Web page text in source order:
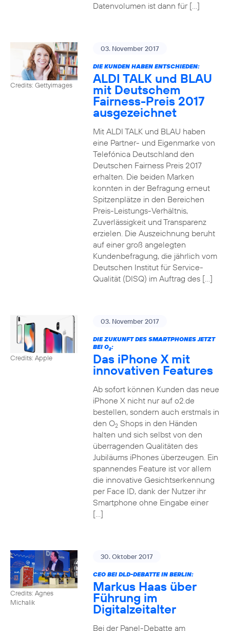
Datenvolumen ist dann für […]
Credits: Gettyimages
03. November 2017
DIE KUNDEN HABEN ENTSCHIEDEN:
ALDI TALK und BLAU
mit Deutschem
Fairness-Preis 2017
ausgezeichnet
Mit ALDI TALK und BLAU haben
eine Partner- und Eigenmarke von
Telefónica Deutschland den
Deutschen Fairness Preis 2017
erhalten. Die beiden Marken
konnten in der Befragung erneut
Spitzenplätze in den Bereichen
Preis-Leistungs-Verhältnis,
Zuverlässigkeit und Transparenz
erzielen. Die Auszeichnung beruht
auf einer groß angelegten
Kundenbefragung, die jährlich vom
Deutschen Institut für Service-
Qualität (DISQ) im Auftrag des […]
Credits: Apple
03. November 2017
DIE ZUKUNFT DES SMARTPHONES JETZT
BEI O2:
Das iPhone X mit
innovativen Features
Ab sofort können Kunden das neue
iPhone X nicht nur auf o2.de
bestellen, sondern auch erstmals in
den O2Shops in den Händen
halten und sich selbst von den
überragenden Qualitäten des
Jubiläums iPhones überzeugen. Ein
spannendes Feature ist vor allem
die innovative Gesichtserkennung
per Face ID, dank der Nutzer ihr
Smartphone ohne Eingabe einer
[…]
Credits: Agnes
Michalik
30. Oktober 2017
CEO BEI DLD-DEBATTE IN BERLIN:
Markus Haas über
Führung im
Digitalzeitalter
Bei der Panel-Debatte am